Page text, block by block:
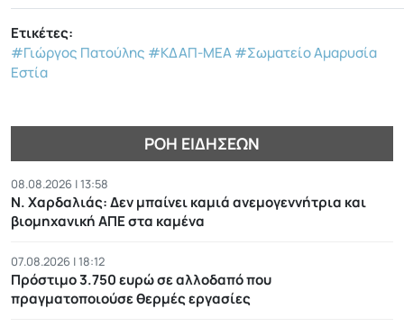
Ετικέτες:
#Γιώργος Πατούλης #ΚΔΑΠ-ΜΕΑ#Σωματείο Αμαρυσία
Εστία
ΡΟΉ ΕΙΔΉΣΕΩΝ
08.08.2026 | 13:58
Ν. Χαρδαλιάς: Δεν μπαίνει καμιά ανεμογεννήτρια και
βιομηχανική ΑΠΕ στα καμένα
07.08.2026 | 18:12
Πρόστιμο 3.750 ευρώ σε αλλοδαπό που
πραγματοποιούσε θερμές εργασίες